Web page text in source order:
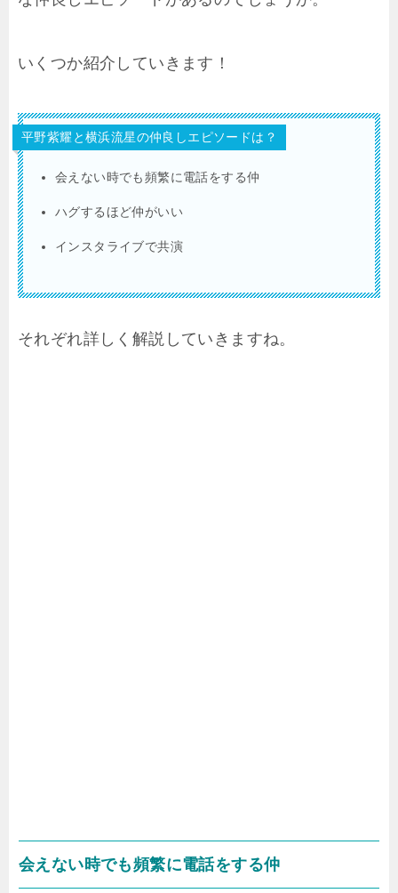
いくつか紹介していきます！
平野紫耀と横浜流星の仲良しエピソードは？
会えない時でも頻繁に電話をする仲
ハグするほど仲がいい
インスタライブで共演
それぞれ詳しく解説していきますね。
会えない時でも頻繁に電話をする仲